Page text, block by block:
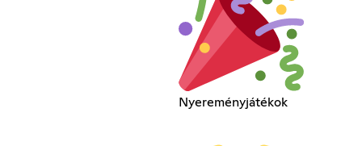
Nyereményjátékok